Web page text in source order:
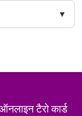
टैरो कार्ड